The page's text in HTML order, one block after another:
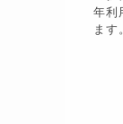
年利
ます。